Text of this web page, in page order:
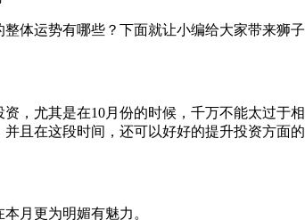
体运势有哪些？下面就让小编给大家带来狮
，尤其是在10月份的时候，千万不能太过
且在这段时间，还可以好好的提升投资方面
月更为明媚有魅力。